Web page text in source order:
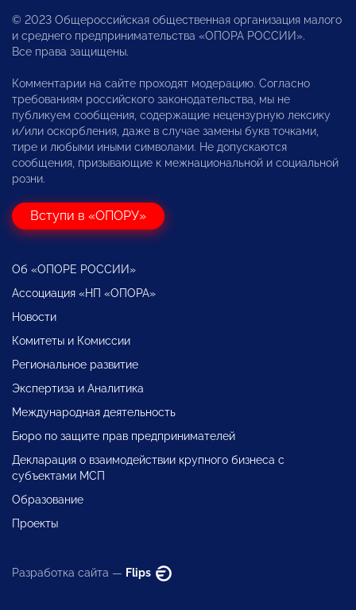
© 2023 Общероссийская общественная организация малого
и среднего предпринимательства «ОПОРА РОССИИ».
Все права защищены.
Комментарии на сайте проходят модерацию. Согласно
требованиям российского законодательства, мы не
публикуем сообщения, содержащие нецензурную лексику
и/или оскорбления, даже в случае замены букв точками,
тире и любыми иными символами. Не допускаются
сообщения, призывающие к межнациональной и социальной
розни.
Вступи в «ОПОРУ»
Об «ОПОРЕ РОССИИ»
Ассоциация «НП «ОПОРА»
Новости
Комитеты и Комиссии
Региональное развитие
Экспертиза и Аналитика
Международная деятельность
Бюро по защите прав предпринимателей
Декларация о взаимодействии крупного бизнеса с
субъектами МСП
Образование
Проекты
Разработка сайта — Flips